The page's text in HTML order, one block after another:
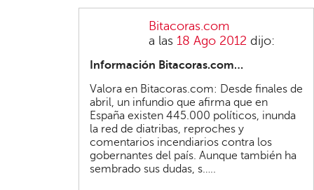
Bitacoras.com
a las 18 Ago 2012 dijo:
Información Bitacoras.com…
Valora en Bitacoras.com: Desde finales de
abril, un infundio que afirma que en
España existen 445.000 políticos, inunda
la red de diatribas, reproches y
comentarios incendiarios contra los
gobernantes del país. Aunque también ha
sembrado sus dudas, s…..